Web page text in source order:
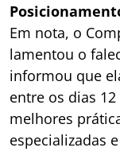
Em nota, o
lamentou o
informou que
entre os dias
melhores
especializadas